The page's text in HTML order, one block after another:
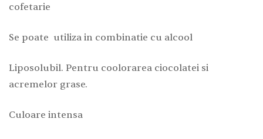
cofetarie
Se poate utiliza in combinatie cu alcool
Liposolubil. Pentru coolorarea ciocolatei si
acremelor grase.
Culoare intensa